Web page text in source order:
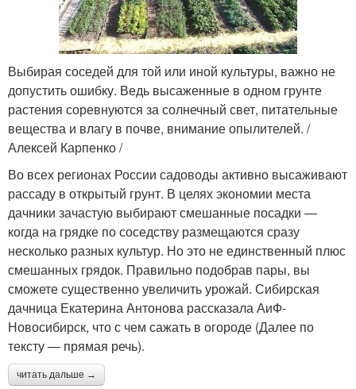
Выбирая соседей для той или иной культуры, важно не
допустить ошибку. Ведь высаженные в одном грунте
растения соревнуются за солнечный свет, питательные
вещества и влагу в почве, внимание опылителей. /
Алексей Карпенко /
Во всех регионах России садоводы активно высаживают
рассаду в открытый грунт. В целях экономии места
дачники зачастую выбирают смешанные посадки —
когда на грядке по соседству размещаются сразу
несколько разных культур. Но это не единственный плюс
смешанных грядок. Правильно подобрав пары, вы
сможете существенно увеличить урожай. Сибирская
дачница Екатерина Антонова рассказала АиФ-
Новосибирск, что с чем сажать в огороде (Далее по
тексту — прямая речь).
читать дальше →